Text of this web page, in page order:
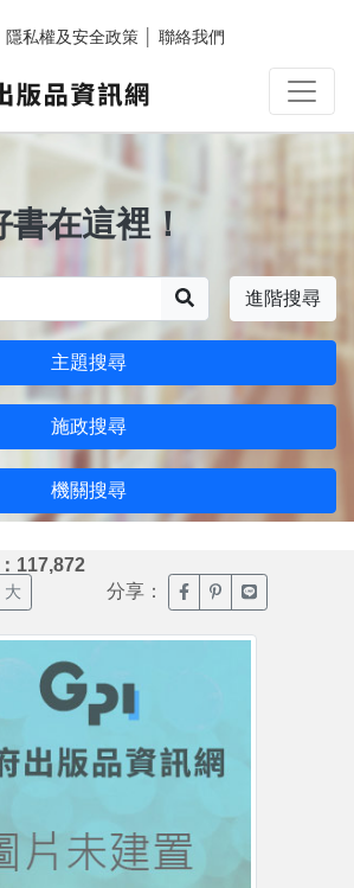
隱私權及安全政策 聯絡我們
在這裡！
進階搜尋
主題搜尋
施政搜尋
機關搜尋
117,872
大 分享： 臉書分享(另開新視窗)
噗浪分享(另開新
Line分享(另